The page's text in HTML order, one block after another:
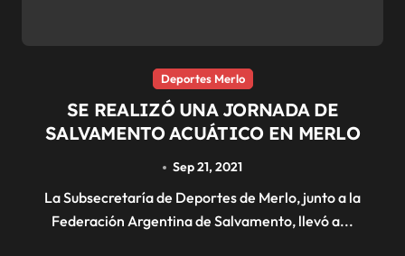
Deportes Merlo
SE REALIZÓ UNA JORNADA DE
SALVAMENTO ACUÁTICO EN MERLO
Sep 21, 2021
La Subsecretaría de Deportes de Merlo, junto a la
Federación Argentina de Salvamento, llevó a...